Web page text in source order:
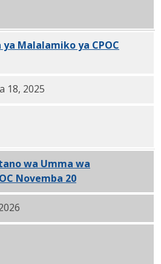
Malalamiko ya CPOC
18, 2025
wa Umma wa
Novemba 20, 2025 PDF